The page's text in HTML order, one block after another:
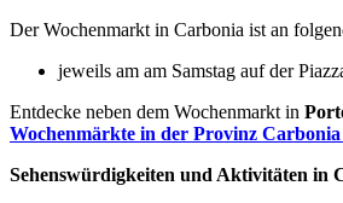
Der Wochenmarkt in Carbonia ist an
jeweils am am Samstag auf der
Entdecke neben dem Wochenmarkt in
Wochenmärkte in der Provinz Carbonia
Sehenswürdigkeiten und Aktivitäten in